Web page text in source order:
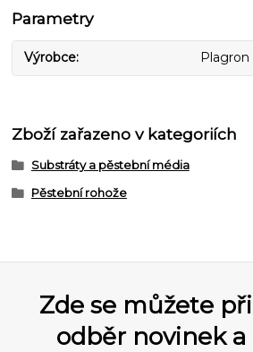
Parametry
Výrobce Plagron
Zboží zařazeno v kategoriích
Substráty a pěstební média
Pěstební rohože
Zde se můžete
odběr novinek